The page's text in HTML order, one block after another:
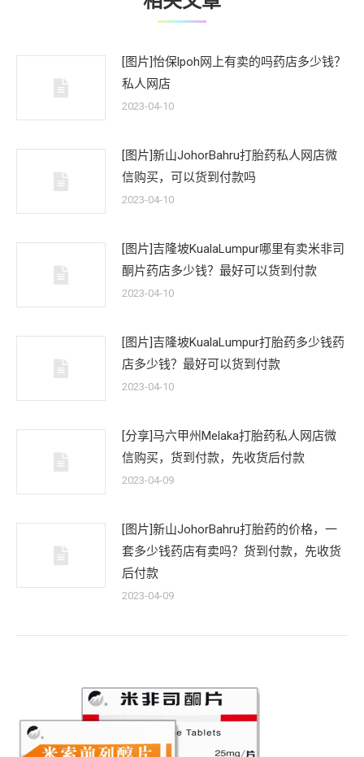
[图片]怡保lpoh网上有卖的吗药店多少钱？
私人网店
2023-04-10
[图片]新山JohorBahru打胎药私人网店微
信购买，可以货到付款吗
2023-04-10
[图片]吉隆坡KualaLumpur哪里有卖米非司
酮片药店多少钱？最好可以货到付款
2023-04-10
[图片]吉隆坡KualaLumpur打胎药多少钱药
店多少钱？最好可以货到付款
2023-04-10
[分享]马六甲州Melaka打胎药私人网店微
信购买，货到付款，先收货后付款
2023-04-09
[图片]新山JohorBahru打胎药的价格，一
套多少钱药店有卖吗？货到付款，先收货
后付款
2023-04-09